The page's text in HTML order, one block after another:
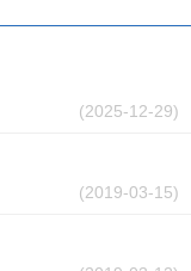
(2025-12-29)
(2019-03-15)